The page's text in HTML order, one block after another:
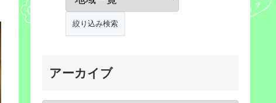
アーカイブ